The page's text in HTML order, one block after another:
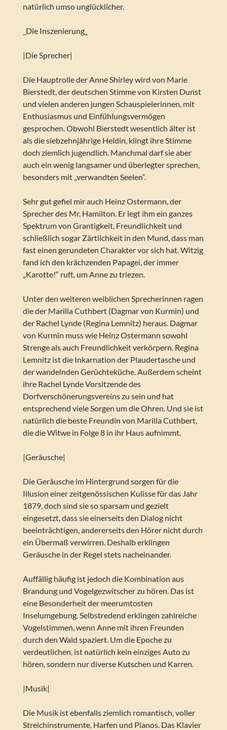
natürlich umso unglücklicher.
_Die Inszenierung_
|Die Sprecher|
Die Hauptrolle der Anne Shirley wird von Marie
Bierstedt, der deutschen Stimme von Kirsten Dunst
und vielen anderen jungen Schauspielerinnen, mit
Enthusiasmus und Einfühlungsvermögen
gesprochen. Obwohl Bierstedt wesentlich älter ist
als die siebzehnjährige Heldin, klingt ihre Stimme
doch ziemlich jugendlich. Manchmal darf sie aber
auch ein wenig langsamer und überlegter sprechen,
besonders mit „verwandten Seelen“.
Sehr gut gefiel mir auch Heinz Ostermann, der
Sprecher des Mr. Hamilton. Er legt ihm ein ganzes
Spektrum von Grantigkeit, Freundlichkeit und
schließlich sogar Zärtlichkeit in den Mund, dass man
fast einen gerundeten Charakter vor sich hat. Witzig
fand ich den krächzenden Papagei, der immer
„Karotte!“ ruft, um Anne zu triezen.
Unter den weiteren weiblichen Sprecherinnen ragen
die der Marilla Cuthbert (Dagmar von Kurmin) und
der Rachel Lynde (Regina Lemnitz) heraus. Dagmar
von Kurmin muss wie Heinz Ostermann sowohl
Strenge als auch Freundlichkeit verkörpern. Regina
Lemnitz ist die Inkarnation der Plaudertasche und
der wandelnden Gerüchteküche. Außerdem scheint
ihre Rachel Lynde Vorsitzende des
Dorfverschönerungsvereins zu sein und hat
entsprechend viele Sorgen um die Ohren. Und sie ist
natürlich die beste Freundin von Marilla Cuthbert,
die die Witwe in Folge 8 in ihr Haus aufnimmt.
|Geräusche|
Die Geräusche im Hintergrund sorgen für die
Illusion einer zeitgenössischen Kulisse für das Jahr
1879, doch sind sie so sparsam und gezielt
eingesetzt, dass sie einerseits den Dialog nicht
beeinträchtigen, andererseits den Hörer nicht durch
ein Übermaß verwirren. Deshalb erklingen
Geräusche in der Regel stets nacheinander.
Auffällig häufig ist jedoch die Kombination aus
Brandung und Vogelgezwitscher zu hören. Das ist
eine Besonderheit der meerumtosten
Inselumgebung. Selbstredend erklingen zahlreiche
Vogelstimmen, wenn Anne mit ihren Freunden
durch den Wald spaziert. Um die Epoche zu
verdeutlichen, ist natürlich kein einziges Auto zu
hören, sondern nur diverse Kutschen und Karren.
|Musik|
Die Musik ist ebenfalls ziemlich romantisch, voller
Streichinstrumente, Harfen und Pianos. Das Klavier